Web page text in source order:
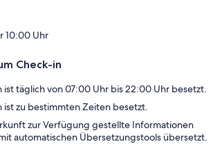
10:00 Uhr
Check-in
ist täglich von 07:00 Uhr bis 22:00 Uhr besetzt.
ist zu bestimmten Zeiten besetzt.
zur Verfügung gestellte Informationen
automatischen Übersetzungstools übersetzt.